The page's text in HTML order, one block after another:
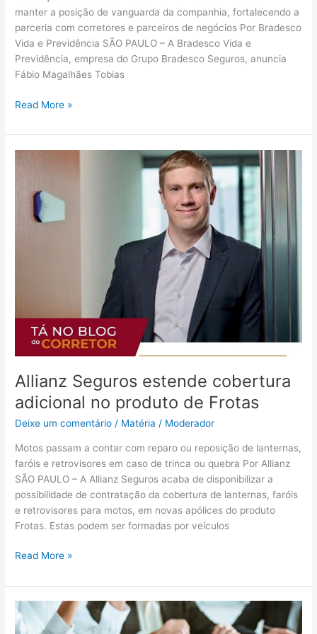
manter a posição de vanguarda da companhia, fortalecendo a
parceria com corretores e parceiros de negócios Por Bradesco
Vida e Previdência SÃO PAULO – A Bradesco Vida e
Previdência, empresa do Grupo Bradesco Seguros, anuncia
Fábio Magalhães Tobias
Read More »
Allianz Seguros estende cobertura
adicional no produto de Frotas
Deixe um comentário / Matéria / Moderador
Motos passam a contar com reparo ou reposição de lanternas,
faróis e retrovisores em caso de trinca ou quebra Por Allianz
SÃO PAULO – A Allianz Seguros acaba de disponibilizar a
possibilidade de contratação da cobertura de lanternas, faróis
e retrovisores para motos, em novas apólices do produto
Frotas. Estas podem ser formadas por veículos
Allianz
estende
cobertura
adicional
Read More »
Porto